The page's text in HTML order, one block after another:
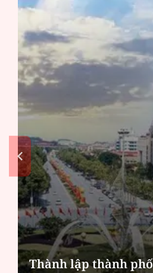
"Ăn cơm nhà, lo